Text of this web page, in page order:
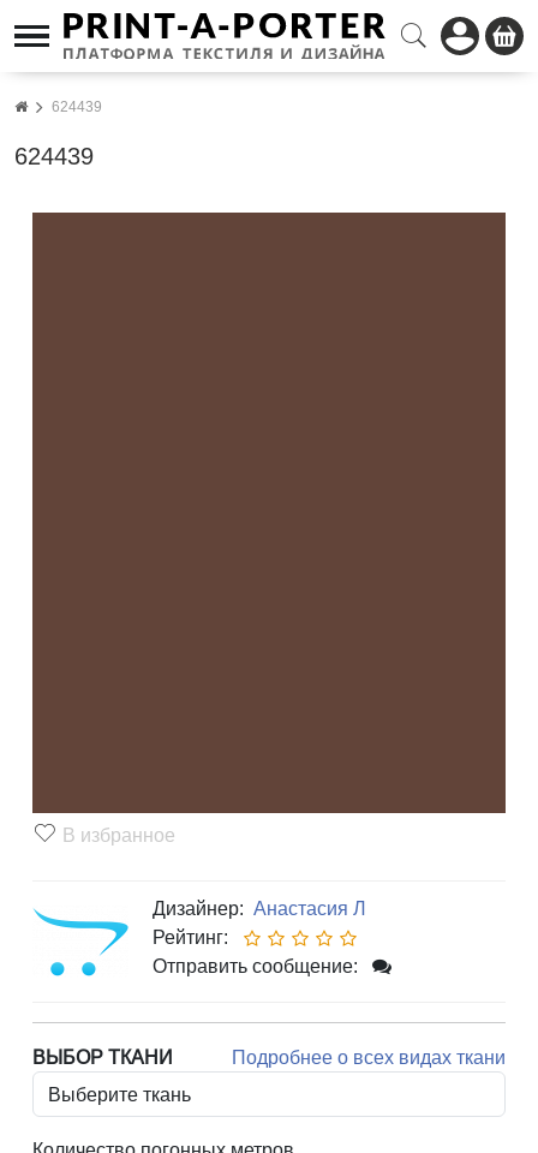
624439
624439
В избранное
Дизайнер: Анастасия Л
Рейтинг:
Отправить сообщение:
ВЫБОР ТКАНИ Подробнее о всех видах ткани